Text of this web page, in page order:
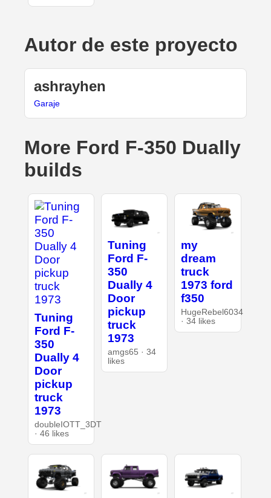
Autor de este proyecto
ashrayhen
Garaje
More Ford F-350 Dually
builds
Tuning
Ford F-
350
Dually 4
Door
pickup
truck
1973
doubleIOTT_3DT
· 46 likes
Tuning
Ford F-
350
Dually 4
Door
pickup
truck
1973
amgs65 · 34
likes
my
dream
truck
1973 ford
f350
HugeRebel6034
· 34 likes